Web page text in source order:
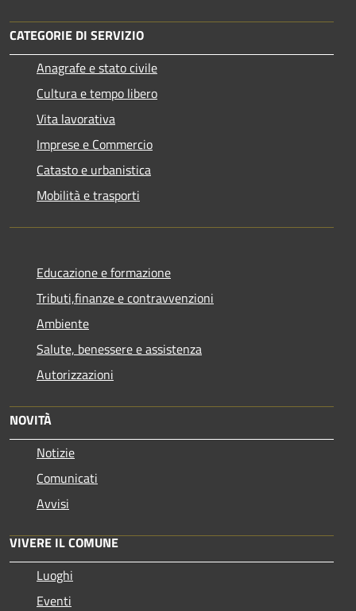
CATEGORIE DI SERVIZIO
Anagrafe e stato civile
Cultura e tempo libero
Vita lavorativa
Imprese e Commercio
Catasto e urbanistica
Mobilità e trasporti
Educazione e formazione
Tributi,finanze e contravvenzioni
Ambiente
Salute, benessere e assistenza
Autorizzazioni
NOVITÀ
Notizie
Comunicati
Avvisi
VIVERE IL COMUNE
Luoghi
Eventi